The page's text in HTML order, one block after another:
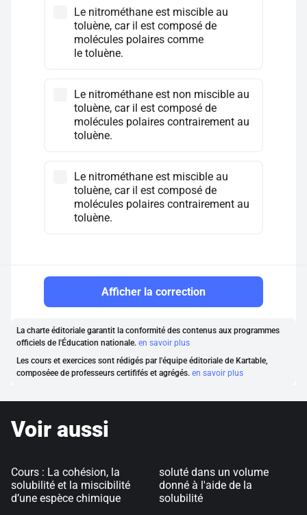
Le nitrométhane est miscible au
toluène, car il est composé de
molécules polaires comme
le toluène.
Le nitrométhane est non miscible au
toluène, car il est composé de
molécules polaires contrairement au
toluène.
Le nitrométhane est miscible au
toluène, car il est composé de
molécules polaires contrairement au
toluène.
Afficher la correction
La charte éditoriale garantit la conformité des contenus aux programmes
officiels de l'Éducation nationale. en savoir plus
Les cours et exercices sont rédigés par l'équipe éditoriale de Kartable,
composéee de professeurs certififés et agrégés. en savoir plus
Voir aussi
Cours : La cohésion, la
solubilité et la miscibilité
d’une espèce chimique
soluté dans un volume
donné à l'aide de la
solubilité